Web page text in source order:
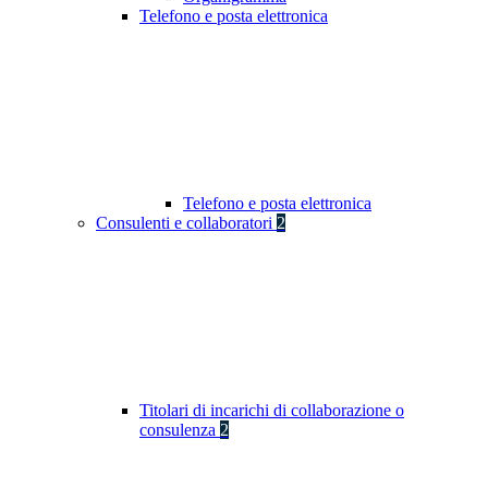
Telefono e posta elettronica
Telefono e posta elettronica
Consulenti e collaboratori 2
Titolari di incarichi di collaborazione o
consulenza 2